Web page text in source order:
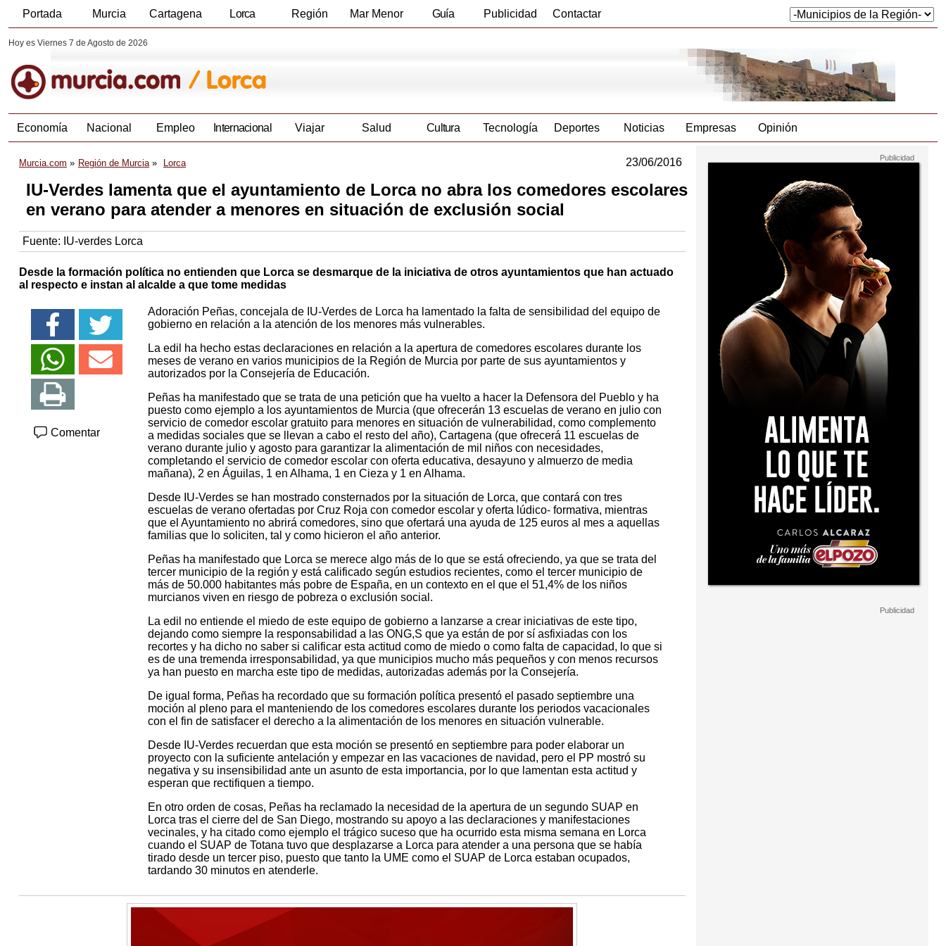
Portada Murcia Cartagena Lorca Región Mar Menor Guía Publicidad Contactar
Hoy es Viernes 7 de Agosto de 2026
Economía Nacional Empleo Internacional Viajar Salud Cultura Tecnología Deportes Noticias Empresas Opinión
Murcia.com Región de Murcia Lorca 23/06/2016
IU-Verdes lamenta que el ayuntamiento de Lorca no abra los comedores escolares
en verano para atender a menores en situación de exclusión social
Fuente: IU-verdes Lorca
Desde la formación política no entienden que Lorca se desmarque de la iniciativa de otros ayuntamientos que han actuado
al respecto e instan al alcalde a que tome medidas
Comentar
Adoración Peñas, concejala de IU-Verdes de Lorca ha lamentado la falta de sensibilidad del equipo de
gobierno en relación a la atención de los menores más vulnerables.
La edil ha hecho estas declaraciones en relación a la apertura de comedores escolares durante los
meses de verano en varios municipios de la Región de Murcia por parte de sus ayuntamientos y
autorizados por la Consejería de Educación.
Peñas ha manifestado que se trata de una petición que ha vuelto a hacer la Defensora del Pueblo y ha
puesto como ejemplo a los ayuntamientos de Murcia (que ofrecerán 13 escuelas de verano en julio con
servicio de comedor escolar gratuito para menores en situación de vulnerabilidad, como complemento
a medidas sociales que se llevan a cabo el resto del año), Cartagena (que ofrecerá 11 escuelas de
verano durante julio y agosto para garantizar la alimentación de mil niños con necesidades,
completando el servicio de comedor escolar con oferta educativa, desayuno y almuerzo de media
mañana), 2 en Águilas, 1 en Alhama, 1 en Cieza y 1 en Alhama.
Desde IU-Verdes se han mostrado consternados por la situación de Lorca, que contará con tres
escuelas de verano ofertadas por Cruz Roja con comedor escolar y oferta lúdico- formativa, mientras
que el Ayuntamiento no abrirá comedores, sino que ofertará una ayuda de 125 euros al mes a aquellas
familias que lo soliciten, tal y como hicieron el año anterior.
Peñas ha manifestado que Lorca se merece algo más de lo que se está ofreciendo, ya que se trata del
tercer municipio de la región y está calificado según estudios recientes, como el tercer municipio de
más de 50.000 habitantes más pobre de España, en un contexto en el que el 51,4% de los niños
murcianos viven en riesgo de pobreza o exclusión social.
La edil no entiende el miedo de este equipo de gobierno a lanzarse a crear iniciativas de este tipo,
dejando como siempre la responsabilidad a las ONG,S que ya están de por sí asfixiadas con los
recortes y ha dicho no saber si calificar esta actitud como de miedo o como falta de capacidad, lo que si
es de una tremenda irresponsabilidad, ya que municipios mucho más pequeños y con menos recursos
ya han puesto en marcha este tipo de medidas, autorizadas además por la Consejería.
De igual forma, Peñas ha recordado que su formación política presentó el pasado septiembre una
moción al pleno para el manteniendo de los comedores escolares durante los periodos vacacionales
con el fin de satisfacer el derecho a la alimentación de los menores en situación vulnerable.
Desde IU-Verdes recuerdan que esta moción se presentó en septiembre para poder elaborar un
proyecto con la suficiente antelación y empezar en las vacaciones de navidad, pero el PP mostró su
negativa y su insensibilidad ante un asunto de esta importancia, por lo que lamentan esta actitud y
esperan que rectifiquen a tiempo.
En otro orden de cosas, Peñas ha reclamado la necesidad de la apertura de un segundo SUAP en
Lorca tras el cierre del de San Diego, mostrando su apoyo a las declaraciones y manifestaciones
vecinales, y ha citado como ejemplo el trágico suceso que ha ocurrido esta misma semana en Lorca
cuando el SUAP de Totana tuvo que desplazarse a Lorca para atender a una persona que se había
tirado desde un tercer piso, puesto que tanto la UME como el SUAP de Lorca estaban ocupados,
tardando 30 minutos en atenderle.